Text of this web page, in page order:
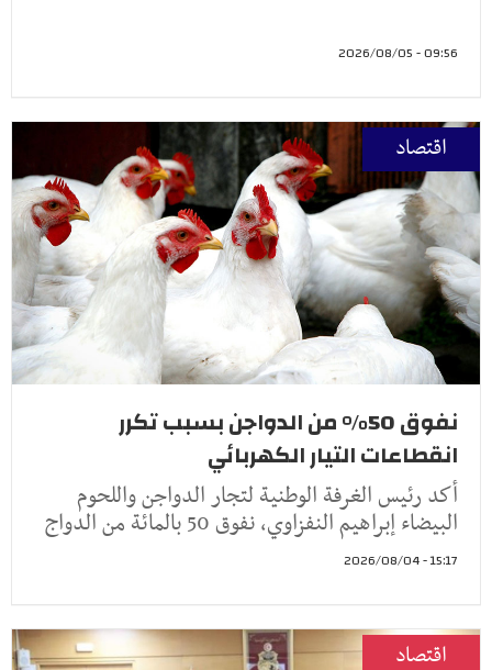
09:56 - 2026/08/05
اقتصاد
نفوق 50% من الدواجن بسبب تكرر
انقطاعات التيار الكهربائي
أكد رئيس الغرفة الوطنية لتجار الدواجن واللحوم
البيضاء إبراهيم النفزاوي، نفوق 50 بالمائة من الدواج
15:17 - 2026/08/04
اقتصاد